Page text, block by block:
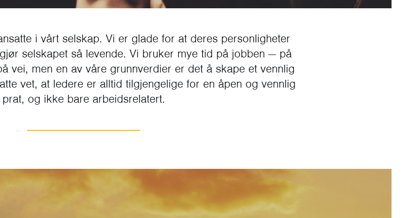
i vårt selskap. Vi er glade for at deres personligheter
selskapet så levende. Vi bruker mye tid på jobben — på
vei, men en av våre grunnverdier er det å skape et vennlig
vet, at ledere er alltid tilgjengelige for en åpen og vennlig
prat, og ikke bare arbeidsrelatert.